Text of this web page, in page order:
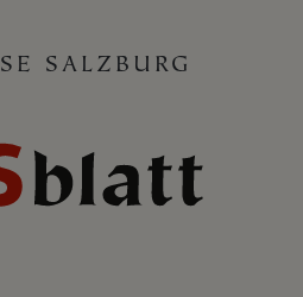
SALZBURG